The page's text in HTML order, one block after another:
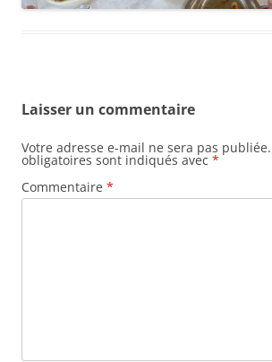
Laisser un commentaire
Votre adresse e-mail ne sera pas publiée.
obligatoires sont indiqués avec *
Commentaire *